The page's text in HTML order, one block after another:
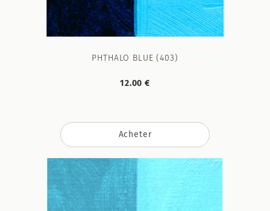
PHTHALO BLUE (403)
12.00 €
Acheter